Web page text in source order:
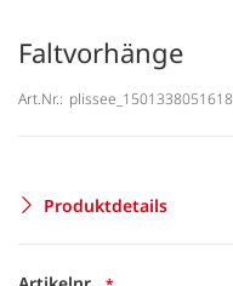
Faltvorhänge
Art.Nr.: plissee_1501338051618
Produktdetails